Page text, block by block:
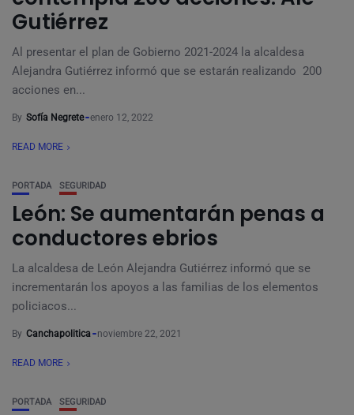
Gutiérrez
Al presentar el plan de Gobierno 2021-2024 la alcaldesa
Alejandra Gutiérrez informó que se estarán realizando 200
acciones en...
By Sofía Negrete enero 12, 2022
READ MORE
PORTADA SEGURIDAD
León: Se aumentarán penas a
conductores ebrios
La alcaldesa de León Alejandra Gutiérrez informó que se
incrementarán los apoyos a las familias de los elementos
policiacos...
By Canchapolitica noviembre 22, 2021
READ MORE
PORTADA SEGURIDAD